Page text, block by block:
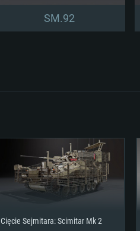
SM.92
Cięcie Sejmitara: Scimitar Mk 2